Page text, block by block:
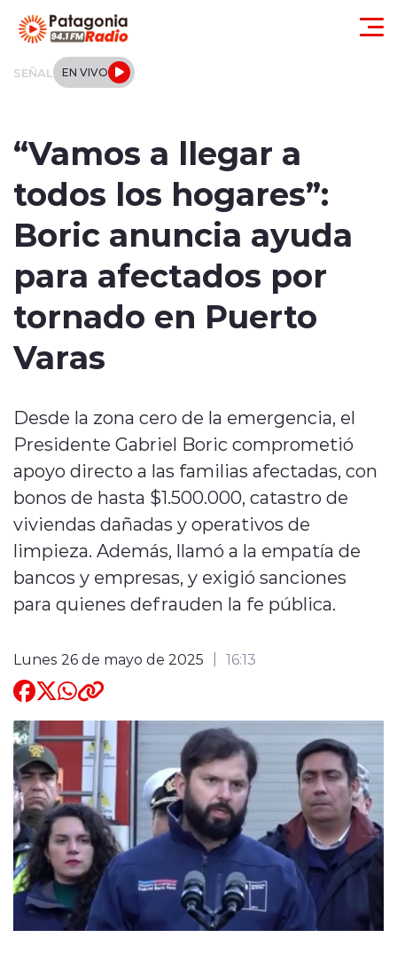
SEÑAL EN VIVO
Local
Tendencias
Internacional
Quienes Somos
modo claro
“Vamos a llegar a
todos los hogares”:
Boric anuncia ayuda
para afectados por
tornado en Puerto
Varas
Desde la zona cero de la emergencia, el
Presidente Gabriel Boric comprometió
apoyo directo a las familias afectadas, con
bonos de hasta $1.500.000, catastro de
viviendas dañadas y operativos de
limpieza. Además, llamó a la empatía de
bancos y empresas, y exigió sanciones
para quienes defrauden la fe pública.
Lunes 26 de mayo de 2025 16:13